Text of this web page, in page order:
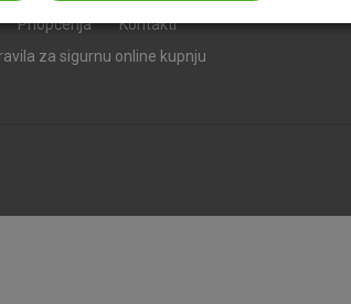
Priopćenja
Kontakti
za sigurnu online kupnju